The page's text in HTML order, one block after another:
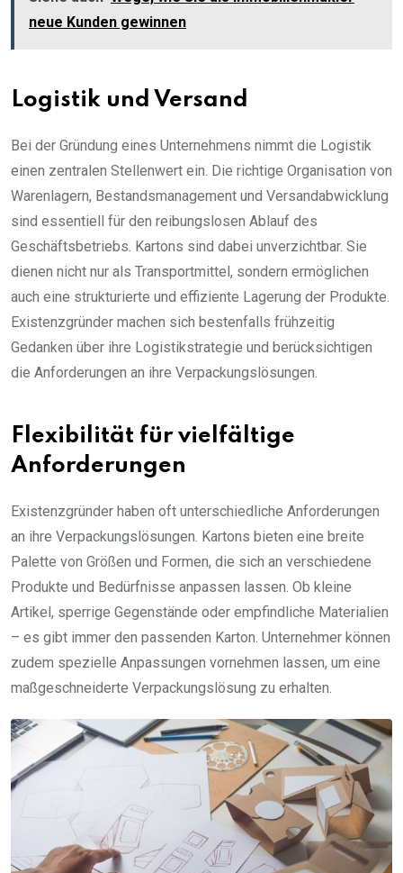
neue Kunden gewinnen
Logistik und Versand
Bei der Gründung eines Unternehmens nimmt die Logistik
einen zentralen Stellenwert ein. Die richtige Organisation von
Warenlagern, Bestandsmanagement und Versandabwicklung
sind essentiell für den reibungslosen Ablauf des
Geschäftsbetriebs. Kartons sind dabei unverzichtbar. Sie
dienen nicht nur als Transportmittel, sondern ermöglichen
auch eine strukturierte und effiziente Lagerung der Produkte.
Existenzgründer machen sich bestenfalls frühzeitig
Gedanken über ihre Logistikstrategie und berücksichtigen
die Anforderungen an ihre Verpackungslösungen.
Flexibilität für vielfältige
Anforderungen
Existenzgründer haben oft unterschiedliche Anforderungen
an ihre Verpackungslösungen. Kartons bieten eine breite
Palette von Größen und Formen, die sich an verschiedene
Produkte und Bedürfnisse anpassen lassen. Ob kleine
Artikel, sperrige Gegenstände oder empfindliche Materialien
– es gibt immer den passenden Karton. Unternehmer können
zudem spezielle Anpassungen vornehmen lassen, um eine
maßgeschneiderte Verpackungslösung zu erhalten.